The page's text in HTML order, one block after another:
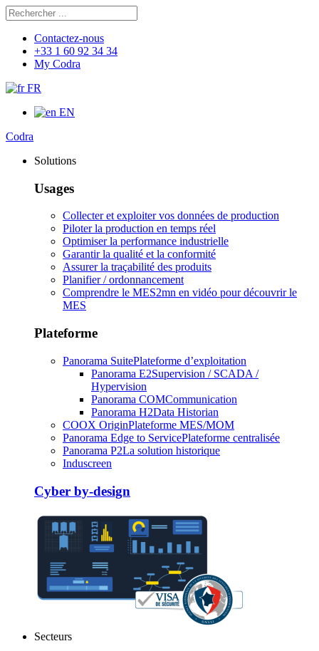
Rechercher
Contactez-nous
+33 1 60 92 34 34
My Codra
FR
EN
Codra
Solutions
Usages
Collecter et exploiter vos données de production
Piloter la production en temps réel
Optimiser la performance industrielle
Garantir la qualité et la conformité
Assurer la traçabilité des produits
Planifier / ordonnancement
Comprendre le MES2mn en vidéo pour découvrir le
MES
Plateforme
Panorama SuitePlateforme d’exploitation
Panorama E2Supervision / SCADA /
Hypervision
Panorama COMCommunication
Panorama H2Data Historian
COOX OriginPlateforme MES/MOM
Panorama Edge to ServicePlateforme centralisée
Panorama P2La solution historique
Induscreen
Cyber by-design
Secteurs